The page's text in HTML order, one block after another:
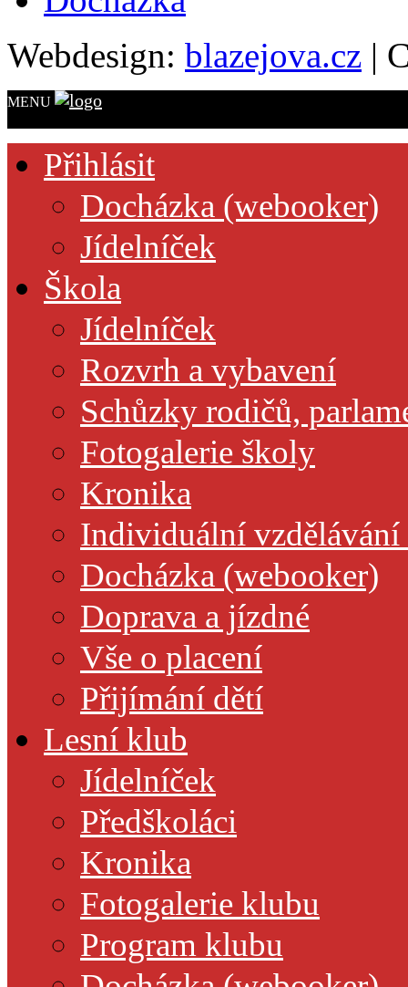
Webdesign: blazejova.cz |
MENU
Přihlásit
Docházka (webooker)
Jídelníček
Škola
Jídelníček
Rozvrh a vybavení
Schůzky rodičů,
Fotogalerie školy
Kronika
Individuální vzdělávání
Docházka (webooker)
Doprava a jízdné
Vše o placení
Přijímání dětí
Lesní klub
Jídelníček
Předškoláci
Kronika
Fotogalerie klubu
Program klubu